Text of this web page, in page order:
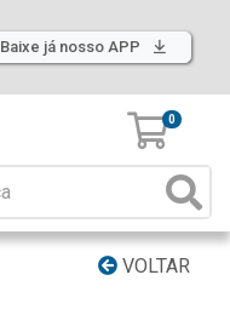
Baixe já nosso APP
0
VOLTAR